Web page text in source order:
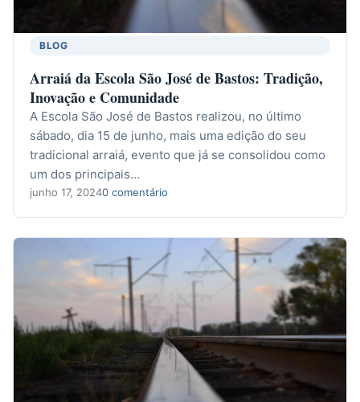
BLOG
Arraiá da Escola São José de Bastos: Tradição,
Inovação e Comunidade
A Escola São José de Bastos realizou, no último
sábado, dia 15 de junho, mais uma edição do seu
tradicional arraiá, evento que já se consolidou como
um dos principais…
junho 17, 20240 comentário